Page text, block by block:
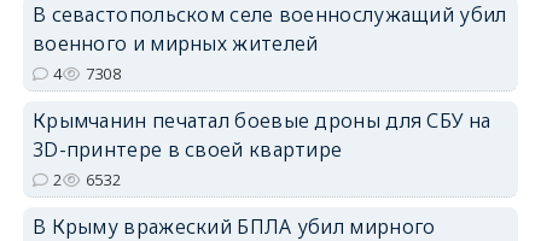
В севастопольском селе военнослужащий убил
военного и мирных жителей
4 7308
Крымчанин печатал боевые дроны для СБУ на
3D-принтере в своей квартире
2 6532
В Крыму вражеский БПЛА убил мирного